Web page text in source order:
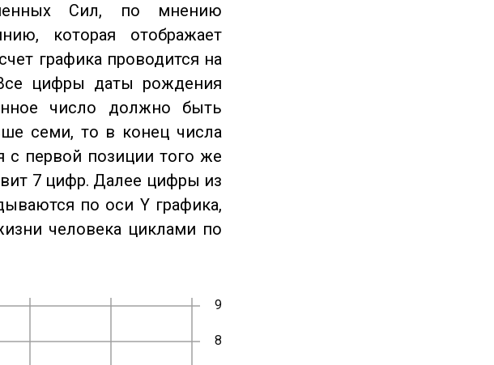
Сил, по мнению
которая отображает
графика проводится на
цифры даты рождения
число должно быть
семи, то в конец числа
с первой позиции того же
7 цифр. Далее цифры из
по оси Y графика,
человека циклами по